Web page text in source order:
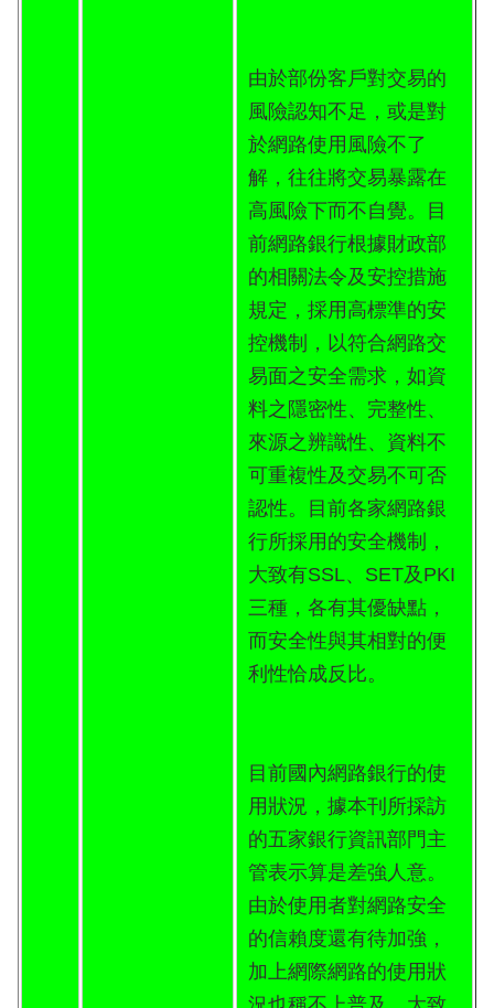
由於部份客戶對交易的
風險認知不足，或是對
於網路使用風險不了
解，往往將交易暴露在
高風險下而不自覺。目
前網路銀行根據財政部
的相關法令及安控措施
規定，採用高標準的安
控機制，以符合網路交
易面之安全需求，如資
料之隱密性、完整性、
來源之辨識性、資料不
可重複性及交易不可否
認性。目前各家網路銀
行所採用的安全機制，
大致有SSL、SET及PKI
三種，各有其優缺點，
而安全性與其相對的便
利性恰成反比。
目前國內網路銀行的使
用狀況，據本刊所採訪
的五家銀行資訊部門主
管表示算是差強人意。
由於使用者對網路安全
的信賴度還有待加強，
加上網際網路的使用狀